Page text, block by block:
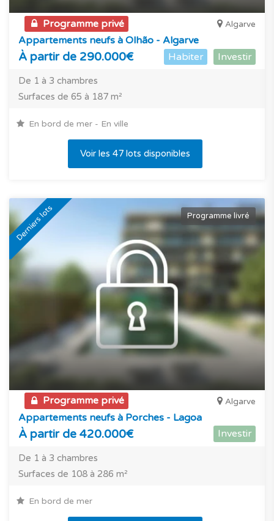
Programme privé Algarve
Appartements neufs à Olhão - Algarve
À partir de 290.000€ Habiter Investir
De 1 à 3 chambres
Surfaces de 65 à 187 m²
En bord de mer - En ville
Voir les 47 lots disponibles
Derniers lots Programme livré
Programme privé Algarve
Appartements neufs à Porches - Lagoa
À partir de 420.000€ Investir
De 1 à 3 chambres
Surfaces de 108 à 286 m²
En bord de mer